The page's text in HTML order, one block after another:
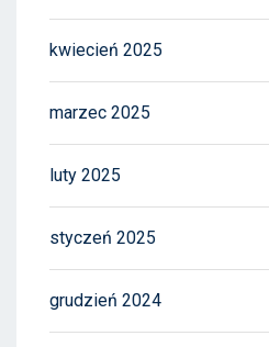
kwiecień 2025
marzec 2025
luty 2025
styczeń 2025
grudzień 2024